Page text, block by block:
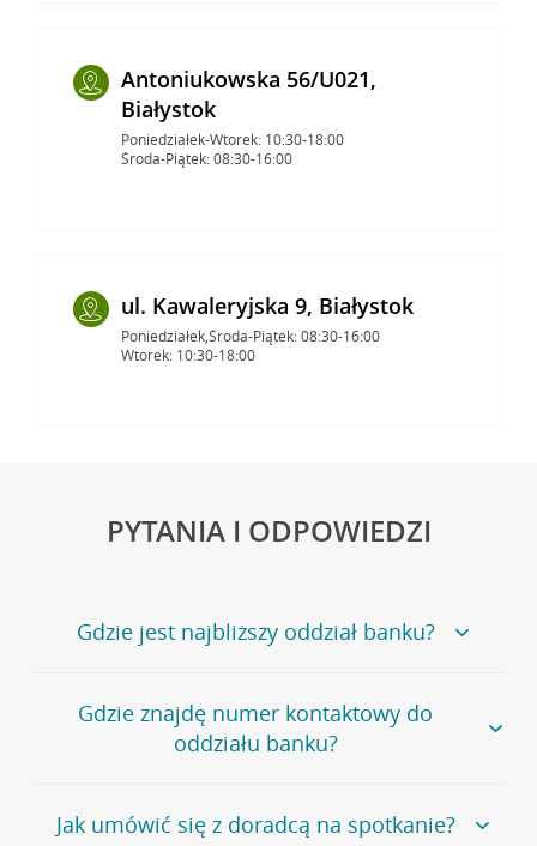
Antoniukowska 56/U021,
Białystok
Poniedziałek-Wtorek: 10:30-18:00
Środa-Piątek: 08:30-16:00
ul. Kawaleryjska 9, Białystok
Poniedziałek,Środa-Piątek: 08:30-16:00
Wtorek: 10:30-18:00
PYTANIA I ODPOWIEDZI
Gdzie jest najbliższy oddział banku?
Jeśli szukasz oddziału naszego banku, zapraszamy na
stronęPlacówki i bankomaty, na której znajduje się
wygodna wyszukiwarka.
oddziałów
Gdzie znajdę numer kontaktowy do
oddziału banku?
Bank Credit Agricole nie udostępnia ogólnego numeru
telefonu do placówki bankowej.
Jak umówić się z doradcą na spotkanie?